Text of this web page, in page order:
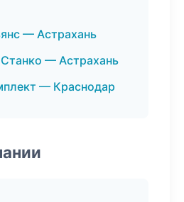
— Астрахань
— Астрахань
— Краснодар